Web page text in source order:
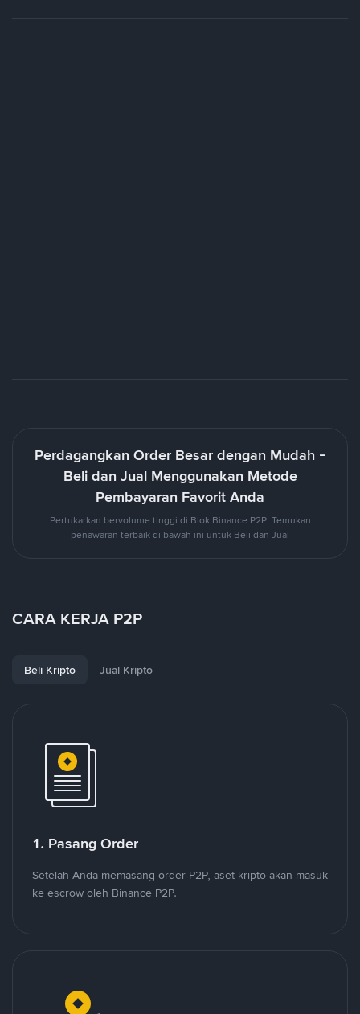
Perdagangkan Order Besar dengan Mudah -
Beli dan Jual Menggunakan Metode
Pembayaran Favorit Anda
Pertukarkan bervolume tinggi di Blok Binance P2P. Temukan
penawaran terbaik di bawah ini untuk Beli dan Jual
CARA KERJA P2P
Beli Kripto Jual Kripto
1. Pasang Order
Setelah Anda memasang order P2P, aset kripto akan masuk
ke escrow oleh Binance P2P.